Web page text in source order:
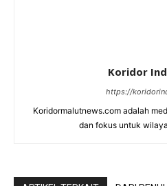
Koridor
https://
Koridormalutnews.com adalah
dan fokus untuk